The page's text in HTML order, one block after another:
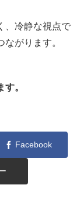
、冷静な視点で
がります。
。
Facebook